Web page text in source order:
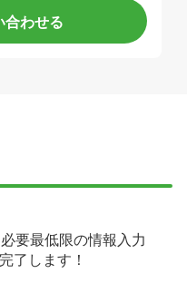
合わせる
要最低限の情報入力
了します！